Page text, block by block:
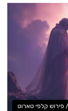
קלפי טארוט